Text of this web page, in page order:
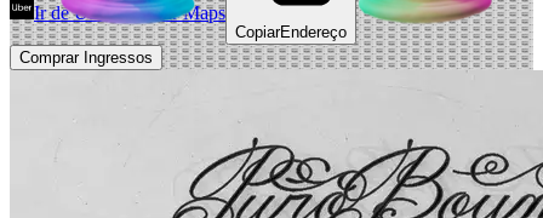
Ir de Uber Abrir Maps
CopiarEndereço
Comprar Ingressos